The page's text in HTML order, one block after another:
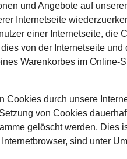
und Angebote auf
Internetseite
einer Internetseite,
von der Internetseite
Warenkorbes im
Cookies durch unsere
von Cookies
gelöscht werden.
sind unter